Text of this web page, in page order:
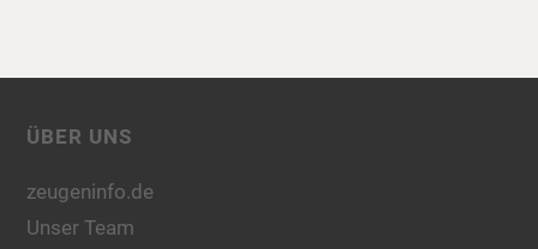
ÜBER UNS
zeugeninfo.de
Unser Team